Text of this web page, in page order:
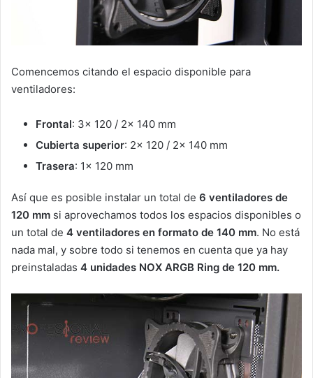
Comencemos citando el espacio disponible para
ventiladores:
Frontal: 3x 120 / 2x 140 mm
Cubierta superior: 2x 120 / 2x 140 mm
Trasera: 1x 120 mm
Así que es posible instalar un total de 6 ventiladores de
120 mm si aprovechamos todos los espacios disponibles o
un total de 4 ventiladores en formato de 140 mm. No está
nada mal, y sobre todo si tenemos en cuenta que ya hay
preinstaladas 4 unidades NOX ARGB Ring de 120 mm.